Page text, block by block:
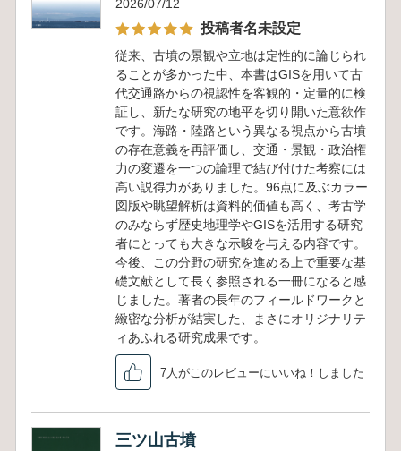
2026/07/12
投稿者名未設定
従来、古墳の景観や立地は定性的に論じられ
ることが多かった中、本書はGISを用いて古
代交通路からの視認性を客観的・定量的に検
証し、新たな研究の地平を切り開いた意欲作
です。海路・陸路という異なる視点から古墳
の存在意義を再評価し、交通・景観・政治権
力の変遷を一つの論理で結び付けた考察には
高い説得力がありました。96点に及ぶカラー
図版や眺望解析は資料的価値も高く、考古学
のみならず歴史地理学やGISを活用する研究
者にとっても大きな示唆を与える内容です。
今後、この分野の研究を進める上で重要な基
礎文献として長く参照される一冊になると感
じました。著者の長年のフィールドワークと
緻密な分析が結実した、まさにオリジナリテ
ィあふれる研究成果です。
7人がこのレビューにいいね！しました
三ツ山古墳